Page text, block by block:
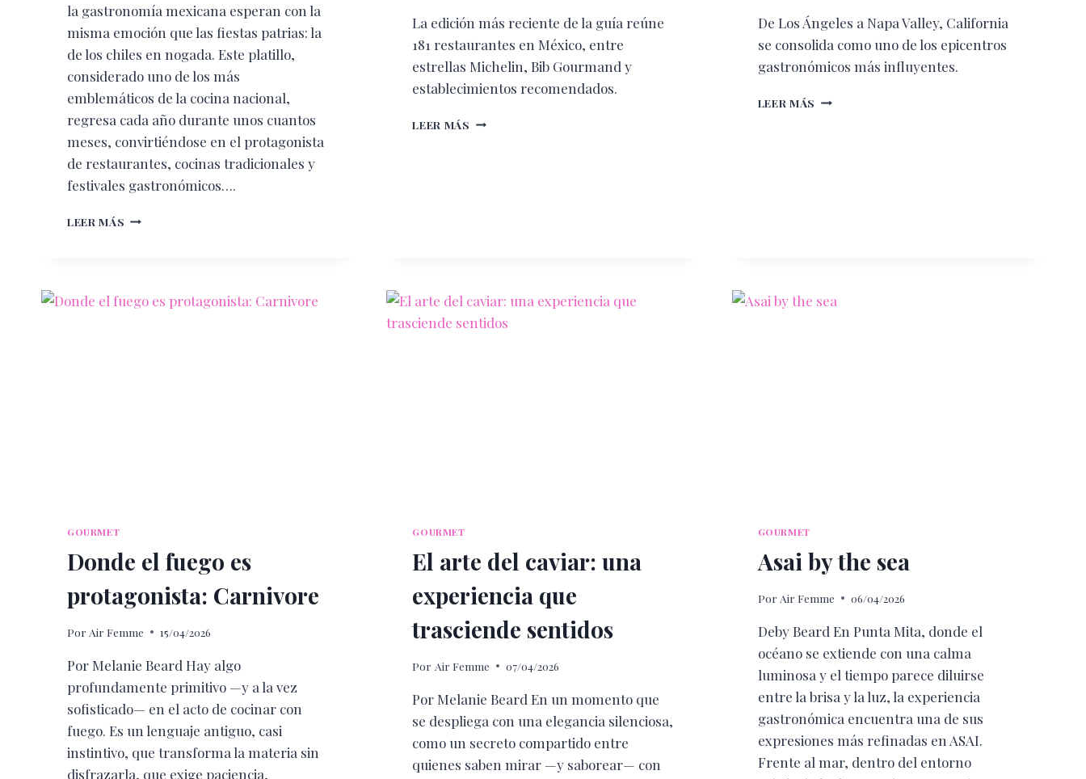
la gastronomía mexicana esperan con la
misma emoción que las fiestas patrias: la
de los chiles en nogada. Este platillo,
considerado uno de los más
emblemáticos de la cocina nacional,
regresa cada año durante unos cuantos
meses, convirtiéndose en el protagonista
de restaurantes, cocinas tradicionales y
festivales gastronómicos….
LEER MÁS ¿CUÁNDO
CHILES
La edición más reciente de la guía reúne
181 restaurantes en México, entre
estrellas Michelin, Bib Gourmand y
establecimientos recomendados.
LEER MÁS
PARA
UNA
De Los Ángeles a Napa Valley, California
se consolida como uno de los epicentros
gastronómicos más influyentes.
LEER MÁS CALIFORNIA
GOURMET
Donde el fuego es
protagonista: Carnivore
Por Air Femme 15/04/2026
Por Melanie Beard Hay algo
profundamente primitivo —y a la vez
sofisticado— en el acto de cocinar con
fuego. Es un lenguaje antiguo, casi
instintivo, que transforma la materia sin
disfrazarla, que exige paciencia,
GOURMET
El arte del caviar: una
experiencia que
trasciende sentidos
Por Air Femme 07/04/2026
Por Melanie Beard En un momento que
se despliega con una elegancia silenciosa,
como un secreto compartido entre
quienes saben mirar —y saborear— con
GOURMET
Asai by the sea
Por Air Femme 06/04/2026
Deby Beard En Punta Mita, donde el
océano se extiende con una calma
luminosa y el tiempo parece diluirse
entre la brisa y la luz, la experiencia
gastronómica encuentra una de sus
expresiones más refinadas en ASAI.
Frente al mar, dentro del entorno